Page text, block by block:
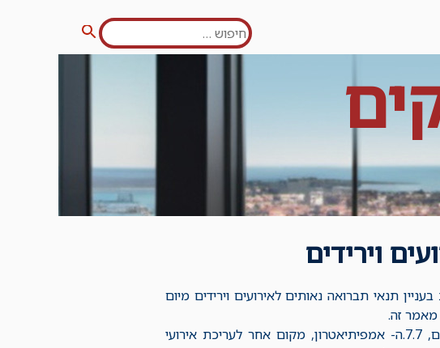
חפש:
חיפוש
וירידים
תנאי תברואה נאותים לאירועים וירידים מיום
תנאים אלו מתייחסים לפריטי רישוי- 7.7א'- מקום לעריכת מופעים, 7.7.ה- אמפיתיאטרון, מקום אחר לעריכת אירועי